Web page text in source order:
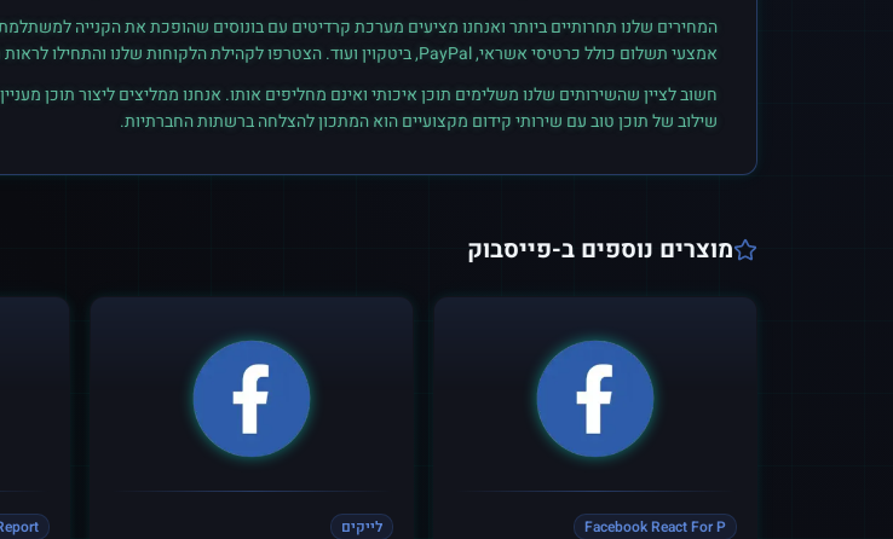
המחירים שלנו תחרותיים ביותר ואנחנו מציעים מערכת קרדיטים עם בונוסים שהופכת את הקנייה למשתלמת
אמצעי תשלום כולל כרטיסי אשראי, PayPal, ביטקוין ועוד. הצטרפו לקהילת הלקוחות שלנו והתחילו לראות תוצאות אמיתיות.
חשוב לציין שהשירותים שלנו משלימים תוכן איכותי ואינם מחליפים אותו. אנחנו ממליצים ליצור תוכן
שילוב של תוכן טוב עם שירותי קידום מקצועיים הוא המתכון להצלחה ברשתות החברתיות.
מוצרים נוספים ב-פייסבוק
Facebook React For P לייקים